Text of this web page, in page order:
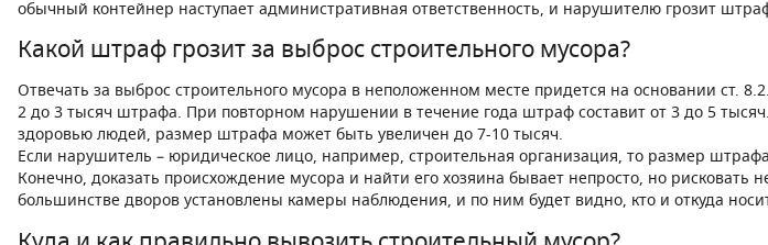
обычный контейнер наступает административная ответственность, и нарушителю грозит
Какой штраф грозит за выброс строительного мусора?
Отвечать за выброс строительного мусора в неположенном месте придется на основании ст.
2 до 3 тысяч штрафа. При повторном нарушении в течение года штраф составит от 3 до 5
здоровью людей, размер штрафа может быть увеличен до 7-10 тысяч.
Если нарушитель – юридическое лицо, например, строительная организация, то размер
Конечно, доказать происхождение мусора и найти его хозяина бывает непросто, но рисковать
большинстве дворов установлены камеры наблюдения, и по ним будет видно, кто и откуда